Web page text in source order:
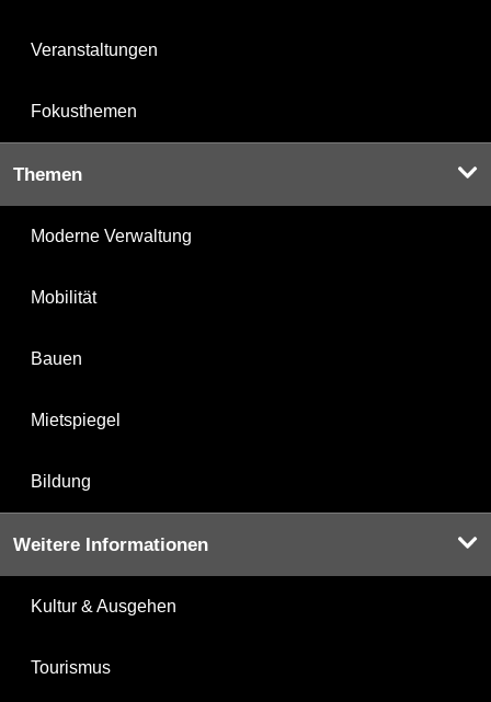
Veranstaltungen
Fokusthemen
Themen
Moderne Verwaltung
Mobilität
Bauen
Mietspiegel
Bildung
Weitere Informationen
Kultur & Ausgehen
Tourismus